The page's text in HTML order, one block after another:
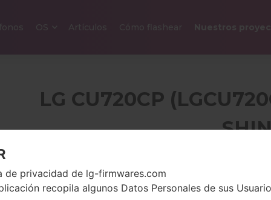
OS Artículos Cómo flashear Nuestros
LG CU720CP
2.2 pulgadas (~29.7%
relación pantalla-
cuerpo)
onzas)
de privacidad de lg-firmwares.com
recopila algunos Datos Personales de sus